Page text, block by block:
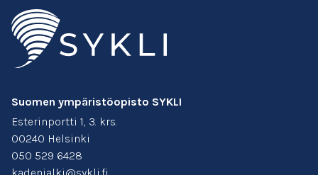
Suomen ympäristöopisto SYKLI
Esterinportti 1, 3. krs.
00240 Helsinki
050 529 6428